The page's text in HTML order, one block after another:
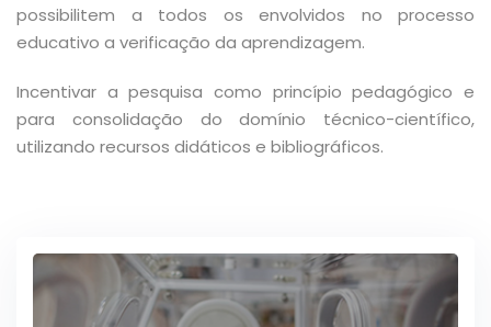
possibilitem a todos os envolvidos no processo
educativo a verificação da aprendizagem.
Incentivar a pesquisa como princípio pedagógico e
para consolidação do domínio técnico-científico,
utilizando recursos didáticos e bibliográficos.